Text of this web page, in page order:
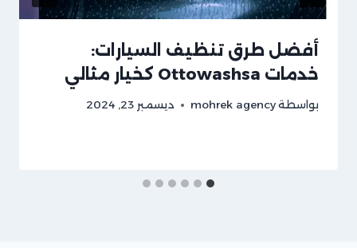
أفضل طرق تنظيف السيارات:
خدمات Ottowashsa كخيار مثالي
بواسطةmohrek agency ديسمبر 23, 2024